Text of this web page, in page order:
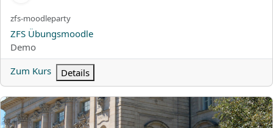
Kurzer Kursname
zfs-moodleparty
Kursname
ZFS Übungsmoodle
Kursbereich
Demo
Zum Kurs
Details
PSE - Entwicklung